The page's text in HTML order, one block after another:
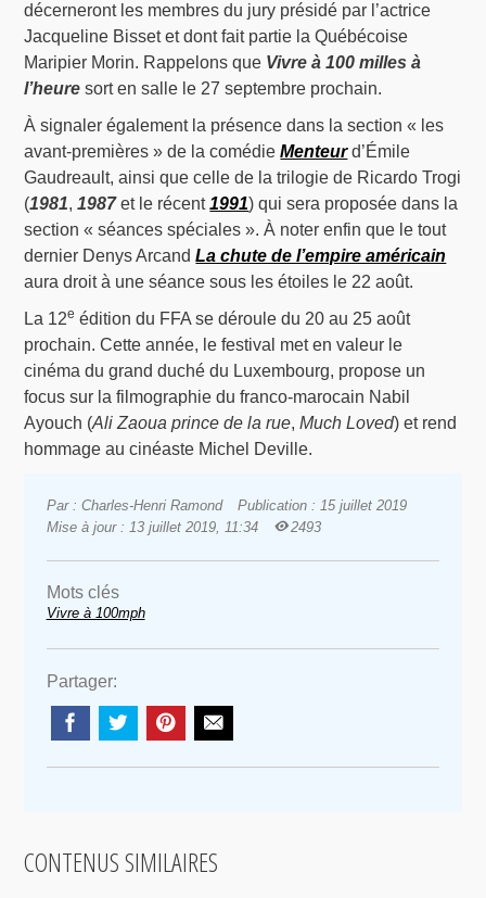
décerneront les membres du jury présidé par l’actrice
Jacqueline Bisset et dont fait partie la Québécoise
Maripier Morin. Rappelons que Vivre à 100 milles à
l’heure sort en salle le 27 septembre prochain.
À signaler également la présence dans la section « les
avant-premières » de la comédieMenteurd’Émile
Gaudreault, ainsi que celle de la trilogie de Ricardo Trogi
(1981,1987et le récent1991) qui sera proposée dans la
section « séances spéciales ». À noter enfin que le tout
dernier Denys ArcandLa chute de l’empire américain
aura droit à une séance sous les étoiles le 22 août.
La 12e édition du FFA se déroule du 20 au 25 août
prochain. Cette année, le festival met en valeur le
cinéma du grand duché du Luxembourg, propose un
focus sur la filmographie du franco-marocain Nabil
Ayouch (Ali Zaoua prince de la rue,Much Loved) et rend
hommage au cinéaste Michel Deville.
Par : Charles-Henri Ramond
Publication : 15 juillet 2019
Mise à jour : 13 juillet 2019, 11:34
2493
Mots clés
Vivre à 100mph
Partager:
CONTENUS SIMILAIRES